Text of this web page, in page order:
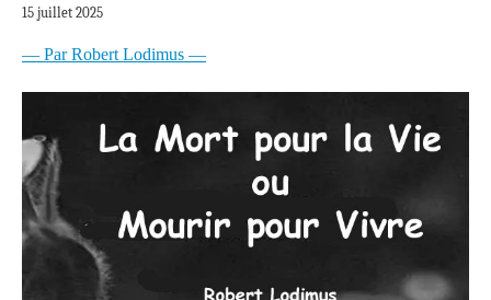
15 juillet 2025
— Par Robert Lodimus —